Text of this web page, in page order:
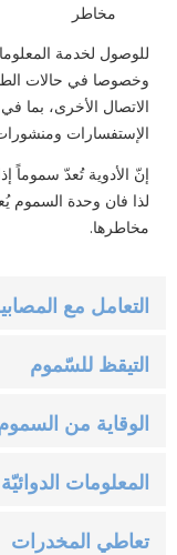
مخاطر
للوصول لخدمة
وخصوصا في ‏حالات
الاتصال الأخرى، بما
الإستفسارات
إنّ الأدوية تُعدّ سموماً
لذا فان ‏وحدة السموم
مخاطرها.‏
التعامل مع
التيقظ للسّموم
الوقاية من
المعلومات
تعاطي المخدرات